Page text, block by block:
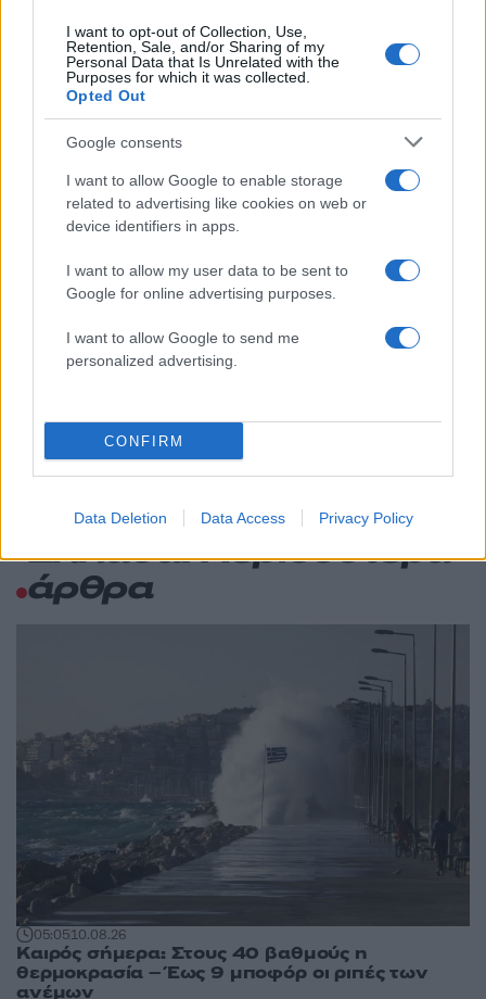
I want to opt-out of Collection, Use,
Retention, Sale, and/or Sharing of my
Personal Data that Is Unrelated with the
Purposes for which it was collected.
Opted Out
Google consents
I want to allow Google to enable storage
related to advertising like cookies on web or
device identifiers in apps.
I want to allow my user data to be sent to
Google for online advertising purposes.
I want to allow Google to send me
personalized advertising.
CONFIRM
Data Deletion Data Access Privacy Policy
Πιο σχολιασμένα
Στην Κρήτη ο Κυριάκος Μητσοτάκης,
συνεχίζει τις ολιγοήμερες διακοπές του –
Πού βρέθηκε το Σάββατο
Το οικονομικό πρόγραμμα της ΕΛΑΣ που
θα παρουσιάσει ο Αλέξης Τσίπρας στη
Θεσσαλονίκη: Σχέδιο τετραετίας
ΕΛΑΣ: Ο Αλέξης Δέδες ο πρώτος
υποψήφιος βουλευτής του κόμματος –
σκηνή
Σούπερ μάρκετ: Νέες μειώσεις τιμών –
ανάμεσά τους 130 σχολικά
Ο Φειδίας Παναγιώτου πήγε με σορτσάκι
– Σολωμού
Ελλάδα: Περισσότερα
άρθρα
05:0510.08.26
Καιρός σήμερα: Στους 40 βαθμούς η
θερμοκρασία – Έως 9 μποφόρ οι ριπές των
ανέμων